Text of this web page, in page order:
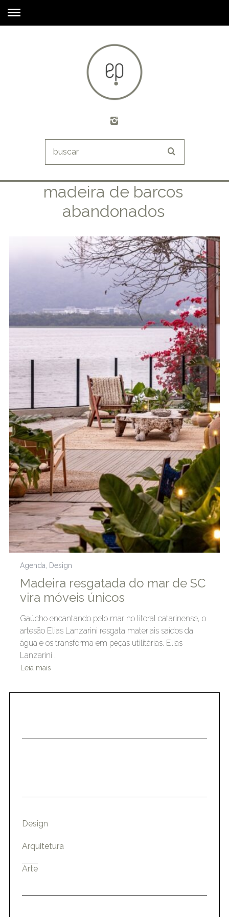
madeira de barcos
abandonados
Agenda Design
Madeira resgatada do mar de SC
vira móveis únicos
Gaúcho encantando pelo mar no litoral catarinense, o
artesão Elias Lanzarini resgata materiais saídos da
água e os transforma em peças utilitárias. Elias
Lanzarini …
Leia mais
Design
Arquitetura
Arte